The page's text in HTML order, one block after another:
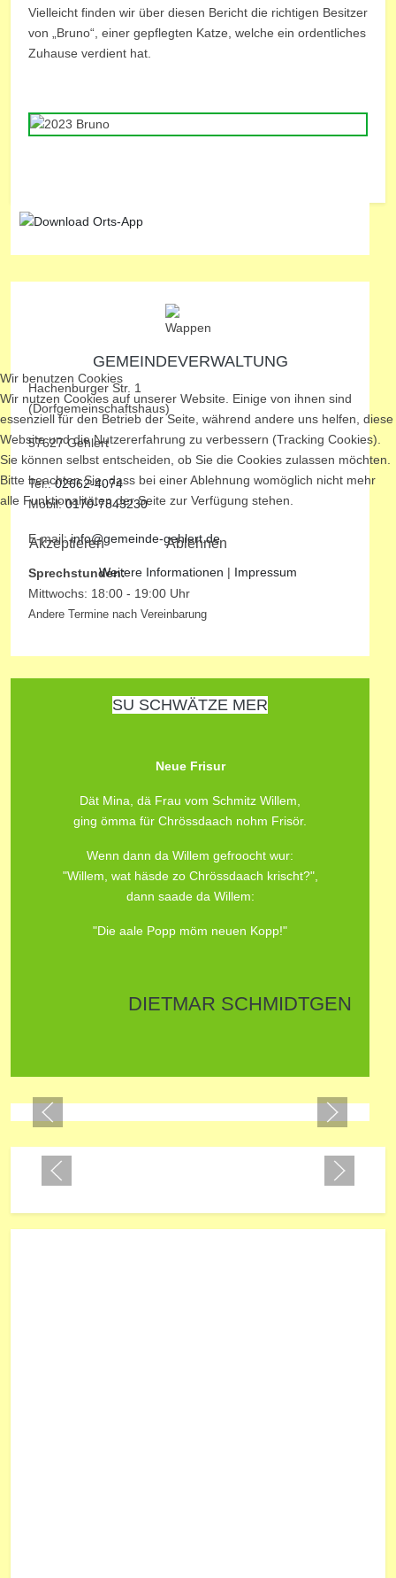
Vielleicht finden wir über diesen Bericht die richtigen Besitzer
von „Bruno“, einer gepflegten Katze, welche ein ordentliches
Zuhause verdient hat.
GEMEINDEVERWALTUNG
Hachenburger Str. 1
(Dorfgemeinschaftshaus)
57627 Gehlert
Tel.:02662-4074
Mobil:0170-7843230
E-mail:info@gemeinde-gehlert.de
Sprechstunden:
Mittwochs: 18:00 - 19:00 Uhr
Andere Termine nach Vereinbarung
SU SCHWÄTZE MER
Neue Frisur
Dät Mina, dä Frau vom Schmitz Willem,
ging ömma für Chrössdaach nohm Frisör.
Wenn dann da Willem gefroocht wur:
"Willem, wat häsde zo Chrössdaach krischt?",
dann saade da Willem:
"Die aale Popp möm neuen Kopp!"
DIETMAR SCHMIDTGEN
Wir benutzen Cookies
Wir nutzen Cookies auf unserer Website. Einige von ihnen sind
essenziell für den Betrieb der Seite, während andere uns helfen, diese
Website und die Nutzererfahrung zu verbessern (Tracking Cookies).
Sie können selbst entscheiden, ob Sie die Cookies zulassen möchten.
Bitte beachten Sie, dass bei einer Ablehnung womöglich nicht mehr
alle Funktionalitäten der Seite zur Verfügung stehen.
Akzeptieren Ablehnen
Weitere Informationen | Impressum